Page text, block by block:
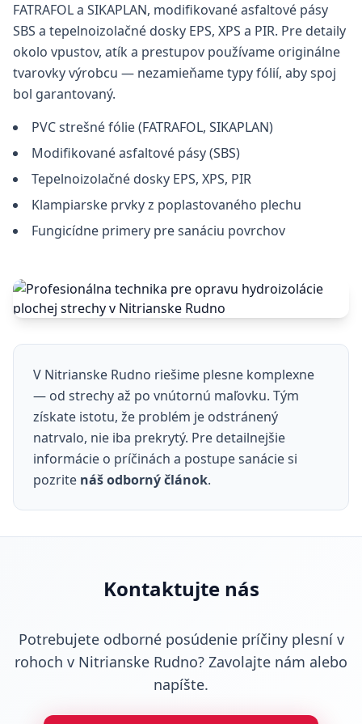
FATRAFOL a SIKAPLAN, modifikované asfaltové pásy
SBS a tepelnoizolačné dosky EPS, XPS a PIR. Pre detaily
okolo vpustov, atík a prestupov používame originálne
tvarovky výrobcu — nezamieňame typy fólií, aby spoj
bol garantovaný.
PVC strešné fólie (FATRAFOL, SIKAPLAN)
Modifikované asfaltové pásy (SBS)
Tepelnoizolačné dosky EPS, XPS, PIR
Klampiarske prvky z poplastovaného plechu
Fungicídne primery pre sanáciu povrchov
V Nitrianske Rudno riešime plesne komplexne
— od strechy až po vnútornú maľovku. Tým
získate istotu, že problém je odstránený
natrvalo, nie iba prekrytý. Pre detailnejšie
informácie o príčinách a postupe sanácie si
pozrite náš odborný článok.
Kontaktujte nás
Potrebujete odborné posúdenie príčiny plesní v
rohoch v Nitrianske Rudno? Zavolajte nám alebo
napíšte.